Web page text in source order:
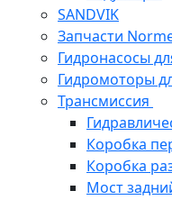
SANDVIK
Запчасти
Гидронасосы
Гидромоторы
Трансмиссия
Коробка
Коробка
Мост